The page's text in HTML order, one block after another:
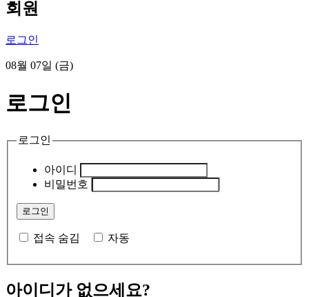
회원
로그인
08월 07일 (금)
로그인
로그인
아이디
비밀번호
접속 숨김 자동
아이디가 없으세요?